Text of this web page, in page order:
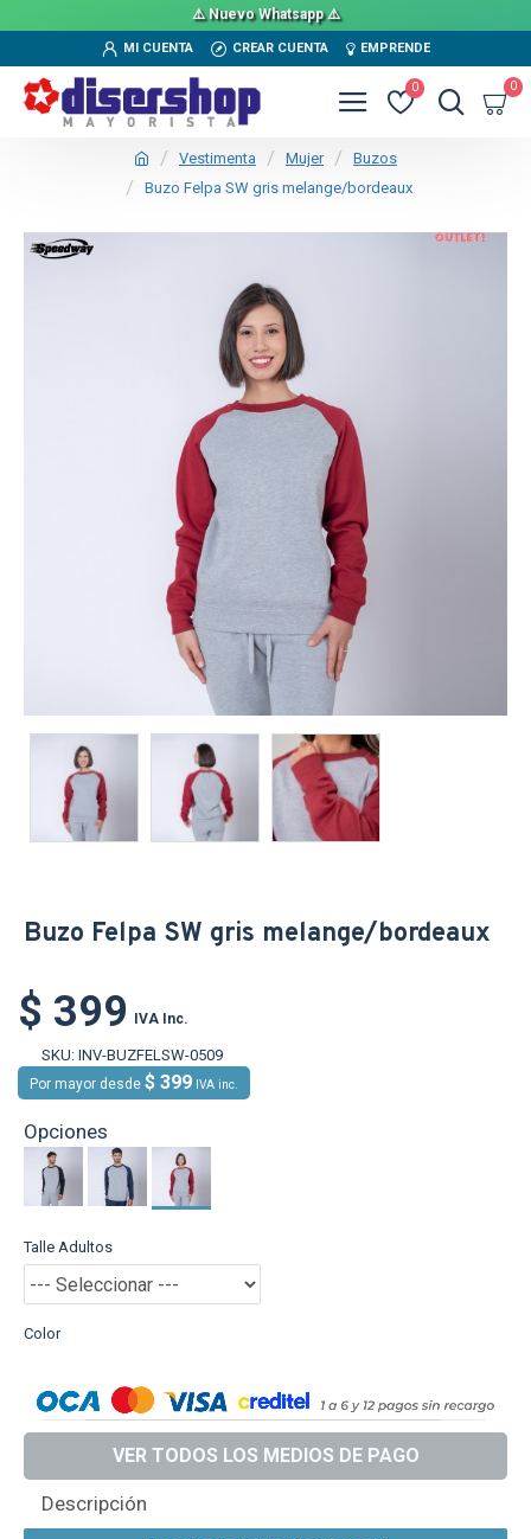
⚠️ Nuevo Whatsapp ⚠️
MI CUENTA CREAR CUENTA EMPRENDE
0 0
Vestimenta Mujer
Buzos
Buzo Felpa SW gris melange/bordeaux
TEXTTRANSPARENTE
OUT
Buzo Felpa SW gris melange/bordeaux
$ 399 IVA Inc.
SKU: INV-BUZFELSW-0509
Por mayor desde $ 399 IVA inc.
Opciones
Talle Adultos
Color
Descripción
VER TODOS LOS MEDIOS DE PAGO